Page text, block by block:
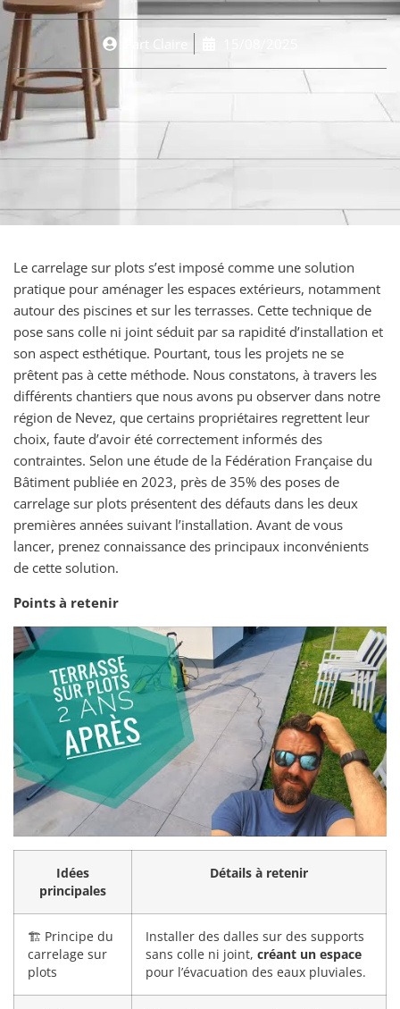
Part Claire
Le carrelage sur plots s’est imposé comme une solution
pratique pour aménager les espaces extérieurs, notamment
autour des piscines et sur les terrasses. Cette technique de
pose sans colle ni joint séduit par sa rapidité d’installation et
son aspect esthétique. Pourtant, tous les projets ne se
prêtent pas à cette méthode. Nous constatons, à travers les
différents chantiers que nous avons pu observer dans notre
région de Nevez, que certains propriétaires regrettent leur
choix, faute d’avoir été correctement informés des
contraintes. Selon une étude de la Fédération Française du
Bâtiment publiée en 2023, près de 35% des poses de
carrelage sur plots présentent des défauts dans les deux
premières années suivant l’installation. Avant de vous
lancer, prenez connaissance des principaux inconvénients
de cette solution.
Points à retenir
Idées
principales
Détails à retenir
🏗️ Principe du
carrelage sur
plots
Installer des dalles sur des supports
sans colle ni joint, créant un espace
pour l’évacuation des eaux pluviales.